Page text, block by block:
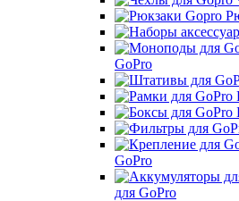
GoPro
GoPro
для GoPro